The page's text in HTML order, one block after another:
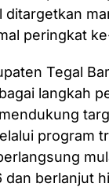
ditargetkan
peringkat
Tegal
langkah
program
dan berlanjut